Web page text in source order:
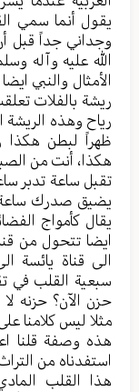
يقول أنما سمي
وجداني جداً قبل
الله عليه وآله
الأمثال والنبي
ريشة بالفلات
رياح وهذه الريشة
ظهراً لبطن هكذا
هكذا، أنت من
تقبل ساعة تدبر
يضيق صدرك ساعة
يقال كأمواج
ايضا تتحول من
الى قناة يائسة
سبعية القلب في
حزن الآن؟ حزنه
مثلا ليس كلامنا
هذه وصفة قلنا
استفدناه من
هذا القلب